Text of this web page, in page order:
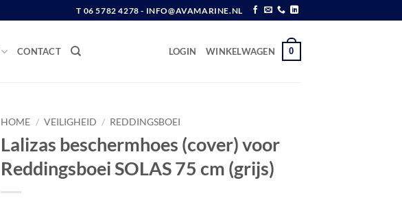
T 06 5782 4278 - INFO@AVAMARINE.NL
CONTACT LOGIN WINKELWAGEN 0
HOME / VEILIGHEID / REDDINGSBOEI
Lalizas beschermhoes (cover) voor
Reddingsboei SOLAS 75 cm (grijs)